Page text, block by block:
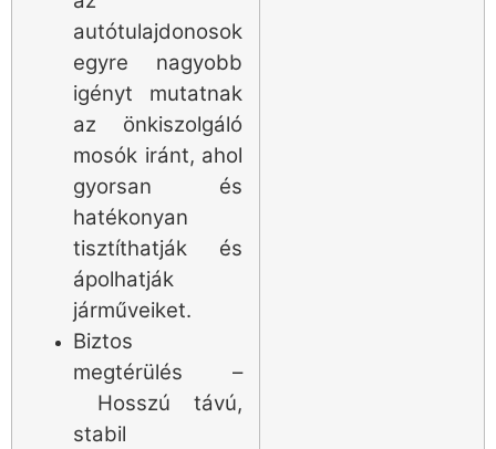
autótulajdonosok
egyre nagyobb
igényt mutatnak
az önkiszolgáló
mosók iránt, ahol
gyorsan és
hatékonyan
tisztíthatják és
ápolhatják
járműveiket.
Biztos
megtérülés –
Hosszú távú,
stabil